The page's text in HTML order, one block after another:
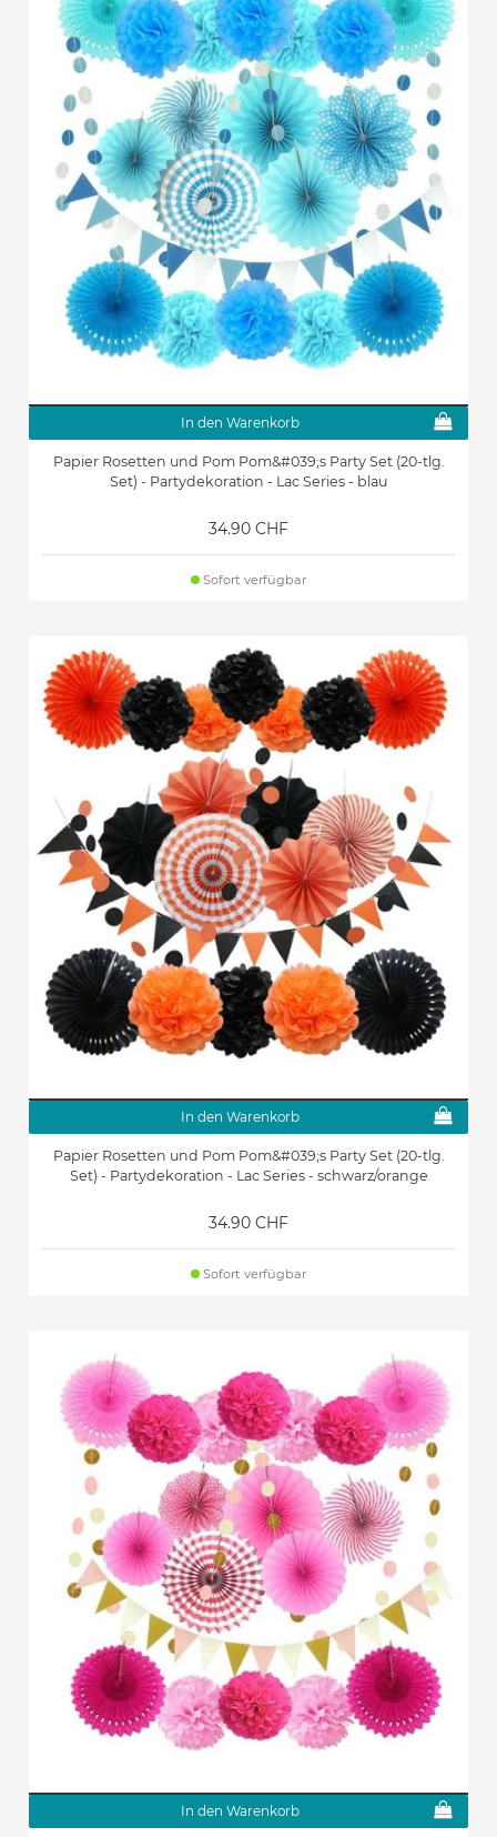
In den Warenkorb
Papier Rosetten und Pom Pom&#039;s Party Set (20-tlg.
Set) - Partydekoration - Lac Series - blau
34.90 CHF
Sofort verfügbar
In den Warenkorb
Papier Rosetten und Pom Pom&#039;s Party Set (20-tlg.
Set) - Partydekoration - Lac Series - schwarz/orange
34.90 CHF
Sofort verfügbar
In den Warenkorb